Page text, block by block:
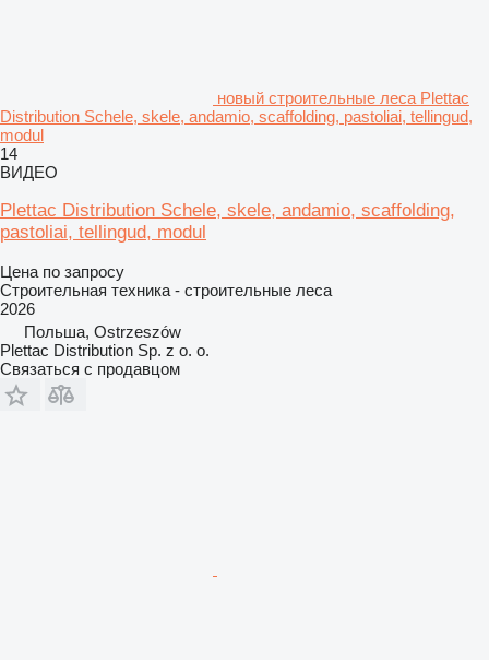
новый строительные леса Plettac
Distribution Schele, skele, andamio, scaffolding, pastoliai, tellingud,
modul
14
ВИДЕО
Plettac Distribution Schele, skele, andamio, scaffolding,
pastoliai, tellingud, modul
Цена по запросу
Строительная техника - строительные леса
2026
Польша, Ostrzeszów
Plettac Distribution Sp. z o. o.
Связаться с продавцом